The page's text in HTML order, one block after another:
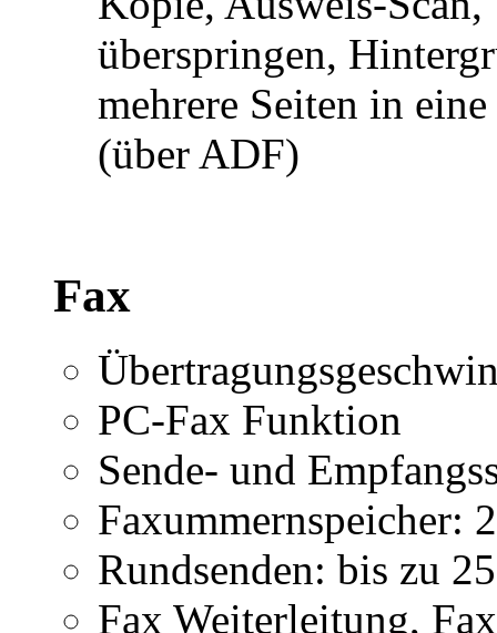
überspringen,
mehrere Seiten in
(über ADF)
Fax
PC-Fax Funktion
Sende- und
Faxummernspeicher:
Rundsenden: bis zu
Fax Weiterleitung,